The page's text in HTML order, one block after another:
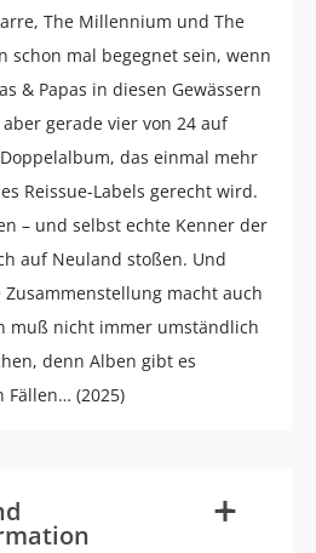
The Millennium und The
schon mal begegnet sein, wenn
& Papas in diesen Gewässern
gerade vier von 24 auf
das einmal mehr
Reissue-Labels gerecht wird.
– und selbst echte Kenner der
auf Neuland stoßen. Und
macht auch
muß nicht immer umständlich
denn Alben gibt es
(2025)
+
-